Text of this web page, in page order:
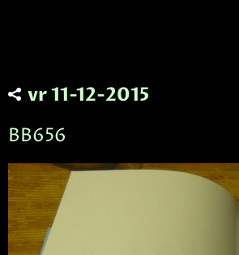
vr 11-12-2015
BB656